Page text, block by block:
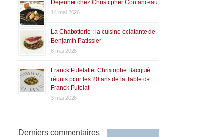
Déjeuner chez Christopher Coutanceau
14 mai 2026
La Chabotterie : la cuisine éclatante de
Benjamin Patissier
8 mai 2026
Franck Putelat et Christophe Bacquié
réunis pour les 20 ans de la Table de
Franck Putelat
3 mai 2026
Derniers commentaires